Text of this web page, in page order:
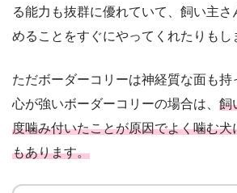
る能力も抜群に優れていて、飼い主
めることをすぐにやってくれたりもし
ただボーダーコリーは神経質な面も
心が強いボーダーコリーの場合は、 飼
度噛み付いたことが原因でよく噛む犬
もあります。